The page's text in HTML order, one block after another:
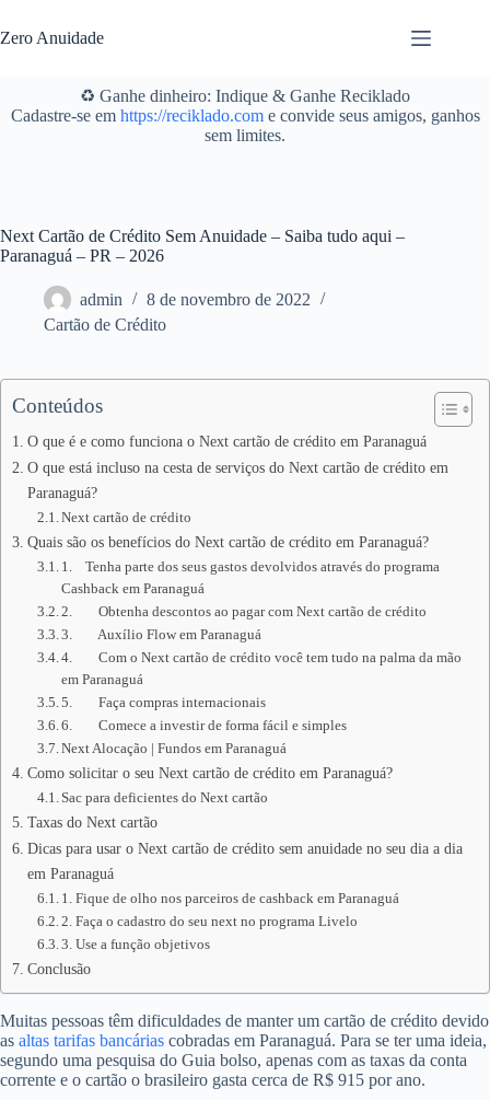
para
o
Zero Anuidade
♻️ Ganhe dinheiro: Indique & Ganhe Reciklado
Cadastre-se em https://reciklado.come convide seus amigos, ganhos
sem limites.
Next Cartão de Crédito Sem Anuidade – Saiba tudo aqui –
Paranaguá – PR – 2026
admin
8 de novembro de 2022
Cartão de Crédito
Conteúdos
O que é e como funciona o Next cartão de crédito em Paranaguá
O que está incluso na cesta de serviços do Next cartão de crédito em
Paranaguá?
Next cartão de crédito
Quais são os benefícios do Next cartão de crédito em Paranaguá?
1. Tenha parte dos seus gastos devolvidos através do programa
Cashback em Paranaguá
2. Obtenha descontos ao pagar com Next cartão de crédito
3. Auxílio Flow em Paranaguá
4. Com o Next cartão de crédito você tem tudo na palma da mão
em Paranaguá
5. Faça compras internacionais
6. Comece a investir de forma fácil e simples
Next Alocação | Fundos em Paranaguá
Como solicitar o seu Next cartão de crédito em Paranaguá?
Sac para deficientes do Next cartão
Taxas do Next cartão
Dicas para usar o Next cartão de crédito sem anuidade no seu dia a dia
em Paranaguá
1. Fique de olho nos parceiros de cashback em Paranaguá
2. Faça o cadastro do seu next no programa Livelo
3. Use a função objetivos
Conclusão
Muitas pessoas têm dificuldades de manter um cartão de crédito devido
as altas tarifas bancárias cobradas em Paranaguá. Para se ter uma ideia,
segundo uma pesquisa do Guia bolso, apenas com as taxas da conta
corrente e o cartão o brasileiro gasta cerca de R$ 915 por ano.